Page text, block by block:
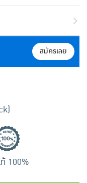
สมัครเลย
100%